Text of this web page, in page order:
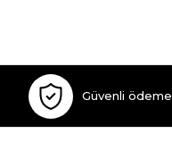
Güvenli ödeme